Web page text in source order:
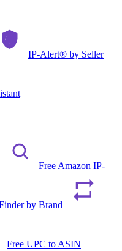
IP-Alert® by Seller
Free Amazon IP-
by Brand
Free UPC to ASIN